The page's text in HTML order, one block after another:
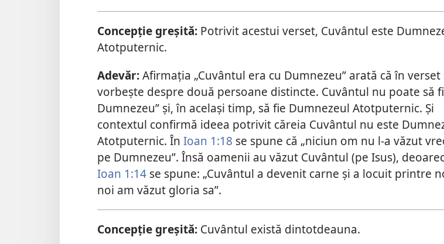
Concepție greșită: Potrivit acestui verset, Cuvântul este
Atotputernic.
Adevăr:Afirmația „Cuvântul era cu Dumnezeu” arată că în verset
vorbește despre două persoane distincte. Cuvântul nu poate să
Dumnezeu” și, în același timp, să fie Dumnezeul Atotputernic. Și
contextul confirmă ideea potrivit căreia Cuvântul nu este
Atotputernic. În Ioan 1:18 se spune că „niciun om nu l-a văzut
pe Dumnezeu”. Însă oamenii au văzut Cuvântul (pe Isus),
Ioan 1:14 se spune: „Cuvântul a devenit carne și a locuit printre
noi am văzut gloria sa”.
Concepție greșită: Cuvântul există dintotdeauna.